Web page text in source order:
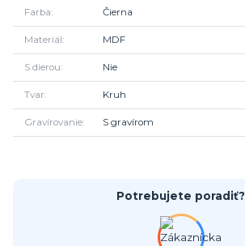
Farba Čierna
Materiál MDF
S dierou Nie
Tvar Kruh
Gravírovanie S gravírom
Potrebujete poradiť?